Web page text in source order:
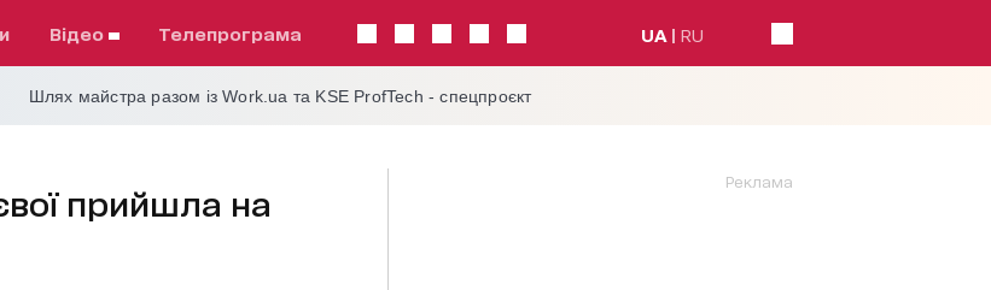
відео телепрограма UA RU
Шлях майстра разом із Work.ua та KSE ProfTech - спецпроєкт
прийшла на
Реклама